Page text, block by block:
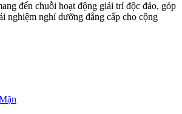
đến chuỗi hoạt động giải trí độc đáo, góp
nghiệm nghỉ dưỡng đẳng cấp cho cộng